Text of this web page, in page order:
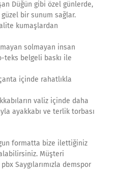
Düğün gibi özel günlerde,
bir sunum sağlar.
kumaşlardan
solmayan insan
teks belgeli baskı ile
içinde rahatlıkla
valiz içinde daha
ayakkabı ve terlik torbası
formatta bize ilettiğiniz
Müşteri
Saygılarımızla demspor